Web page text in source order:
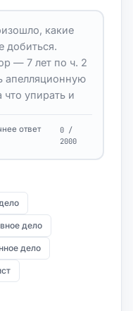
ответ
0 /
2000
дело
дело